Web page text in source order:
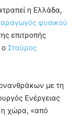
η Ελλάδα,
φυσικού
επιτροπής
Σταύρος
με τη
Ενέργειας
η χώρα, «από